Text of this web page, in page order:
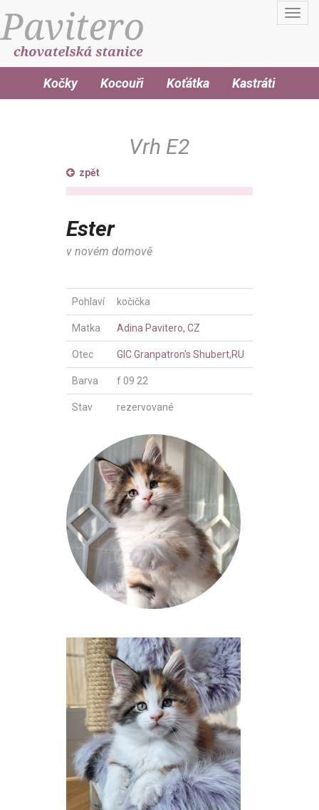
Kočky Kocouři Koťátka Kastráti
Vrh E2
zpět
Ester
v novém domově
Pohlaví kočička
Matka Adina Pavitero, CZ
Otec GIC Granpatron's Shubert,RU
Barva f 09 22
Stav rezervované